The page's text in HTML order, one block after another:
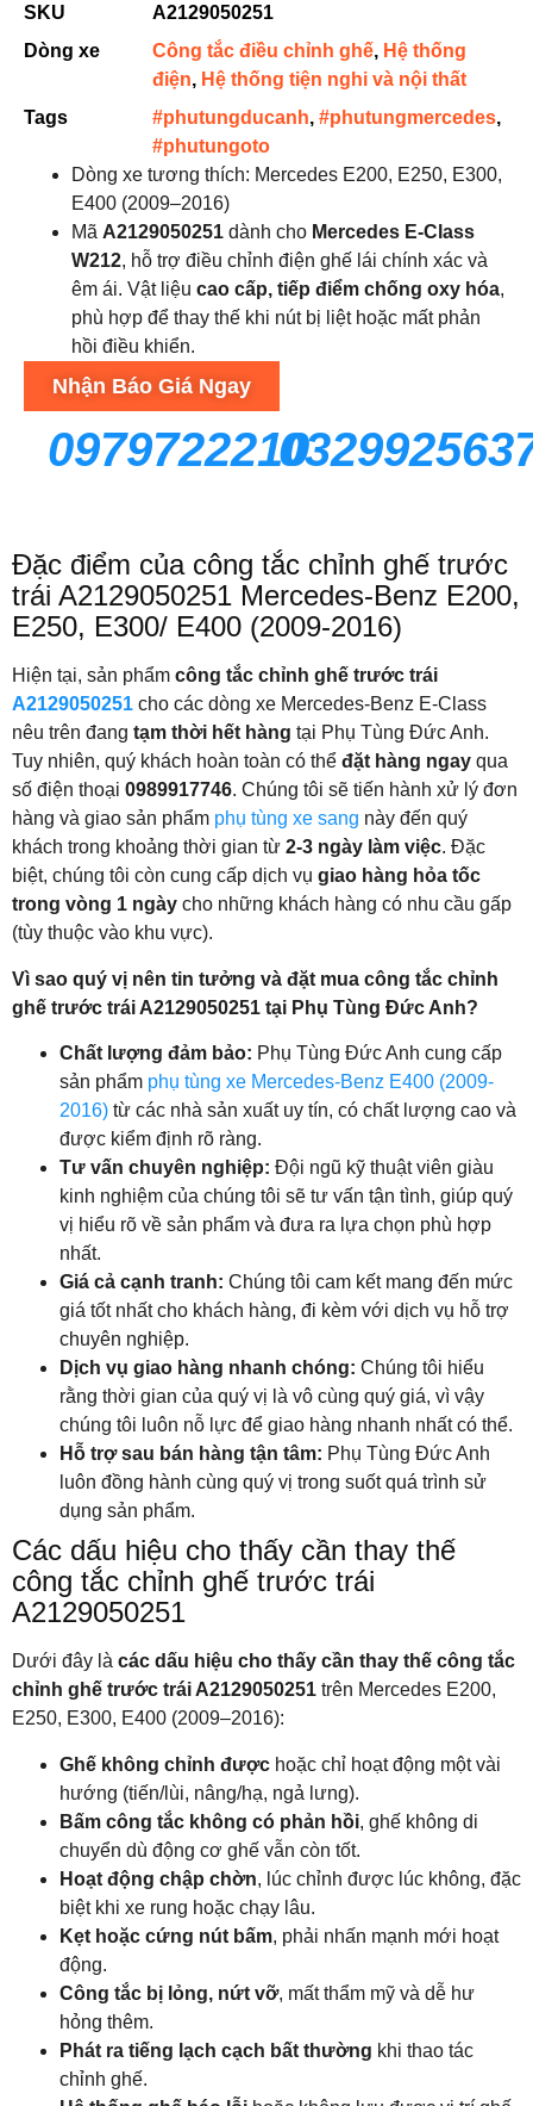
SKU
A2129050251
Dòng xe
Công tắc điều chỉnh ghế, Hệ thống
điện, Hệ thống tiện nghi và nội thất
Tags
#phutungducanh, #phutungmercedes,
#phutungoto
Dòng xe tương thích: Mercedes E200, E250, E300,
E400 (2009–2016)
Mã A2129050251 dành cho Mercedes E-Class
W212, hỗ trợ điều chỉnh điện ghế lái chính xác và
êm ái. Vật liệu cao cấp, tiếp điểm chống oxy hóa,
phù hợp để thay thế khi nút bị liệt hoặc mất phản
hồi điều khiển.
Nhận Báo Giá Ngay
0979722210
Đặc điểm của công tắc chỉnh ghế trước
trái A2129050251 Mercedes-Benz E200,
E250, E300/ E400 (2009-2016)
Hiện tại, sản phẩm công tắc chỉnh ghế trước trái
A2129050251 cho các dòng xe Mercedes-Benz E-Class
nêu trên đang tạm thời hết hàng tại Phụ Tùng Đức Anh.
Tuy nhiên, quý khách hoàn toàn có thể đặt hàng ngay qua
số điện thoại 0989917746. Chúng tôi sẽ tiến hành xử lý đơn
hàng và giao sản phẩm phụ tùng xe sang này đến quý
khách trong khoảng thời gian từ 2-3 ngày làm việc. Đặc
biệt, chúng tôi còn cung cấp dịch vụ giao hàng hỏa tốc
trong vòng 1 ngày cho những khách hàng có nhu cầu gấp
(tùy thuộc vào khu vực).
Vì sao quý vị nên tin tưởng và đặt mua công tắc chỉnh
ghế trước trái A2129050251 tại Phụ Tùng Đức Anh?
Chất lượng đảm bảo: Phụ Tùng Đức Anh cung cấp
sản phẩm phụ tùng xe Mercedes-Benz E400 (2009-
2016) từ các nhà sản xuất uy tín, có chất lượng cao và
được kiểm định rõ ràng.
Tư vấn chuyên nghiệp: Đội ngũ kỹ thuật viên giàu
kinh nghiệm của chúng tôi sẽ tư vấn tận tình, giúp quý
vị hiểu rõ về sản phẩm và đưa ra lựa chọn phù hợp
nhất.
Giá cả cạnh tranh: Chúng tôi cam kết mang đến mức
giá tốt nhất cho khách hàng, đi kèm với dịch vụ hỗ trợ
chuyên nghiệp.
Dịch vụ giao hàng nhanh chóng: Chúng tôi hiểu
rằng thời gian của quý vị là vô cùng quý giá, vì vậy
chúng tôi luôn nỗ lực để giao hàng nhanh nhất có thể.
Hỗ trợ sau bán hàng tận tâm: Phụ Tùng Đức Anh
luôn đồng hành cùng quý vị trong suốt quá trình sử
dụng sản phẩm.
Các dấu hiệu cho thấy cần thay thế
công tắc chỉnh ghế trước trái
A2129050251
Dưới đây là các dấu hiệu cho thấy cần thay thế công tắc
chỉnh ghế trước trái A2129050251 trên Mercedes E200,
E250, E300, E400 (2009–2016):
Ghế không chỉnh được hoặc chỉ hoạt động một vài
hướng (tiến/lùi, nâng/hạ, ngả lưng).
Bấm công tắc không có phản hồi, ghế không di
chuyển dù động cơ ghế vẫn còn tốt.
Hoạt động chập chờn, lúc chỉnh được lúc không, đặc
biệt khi xe rung hoặc chạy lâu.
Kẹt hoặc cứng nút bấm, phải nhấn mạnh mới hoạt
động.
Công tắc bị lỏng, nứt vỡ, mất thẩm mỹ và dễ hư
hỏng thêm.
Phát ra tiếng lạch cạch bất thường khi thao tác
chỉnh ghế.